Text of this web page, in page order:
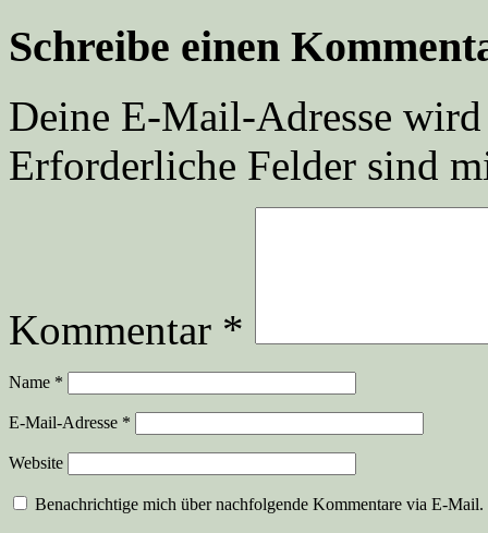
Schreibe einen
Deine E-Mail-Adresse
Erforderliche Felder sind
Kommentar *
Name *
E-Mail-Adresse *
Website
Benachrichtige mich über nachfolgende Kommentare via E-Mail.